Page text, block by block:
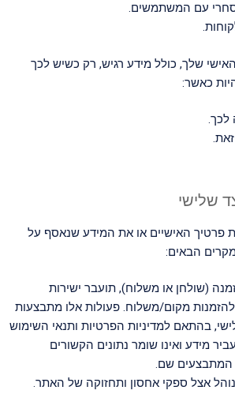
עם המשתמשים.
שלך, כולל מידע רגיש, רק כשיש לכך
כאשר:
לכך.
שלישי
פרטיך האישיים או את המידע שנאסף על
הבאים:
(שולחן או משלוח), תועבר ישירות
מקום/משלוח. פעולות אלו מתבצעות
בהתאם למדיניות הפרטיות ותנאי השימוש
מידע ואינו שומר נתונים הקשורים
המתבצעים שם.
אצל ספקי אחסון ותחזוקה של האתר.